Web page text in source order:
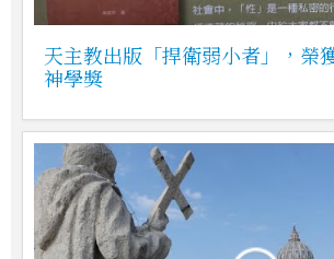
天主教出版「捍衛弱小者」，榮
神學獎